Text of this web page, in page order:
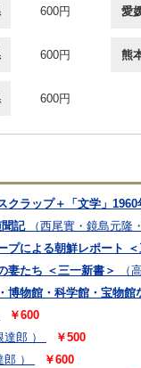
600円 愛
600円 熊
600円
クラップ＋「文学」
記
（西尾實・鏡島元隆
による朝鮮レポート ＜
妻たち ＜三一新書＞
（
物館・科学館・宝物館
￥600
達郎 ）
￥500
）
￥600